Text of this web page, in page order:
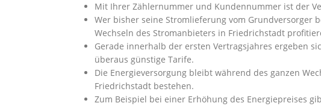
Mit Ihrer Zählernummer und Kundennummer ist der
Wer bisher seine Stromlieferung vom Grundversorger
Wechseln des Stromanbieters in Friedrichstadt
Gerade innerhalb der ersten Vertragsjahres ergeben
überaus günstige Tarife.
Die Energieversorgung bleibt während des ganzen
Friedrichstadt bestehen.
Zum Beispiel bei einer Erhöhung des Energiepreises